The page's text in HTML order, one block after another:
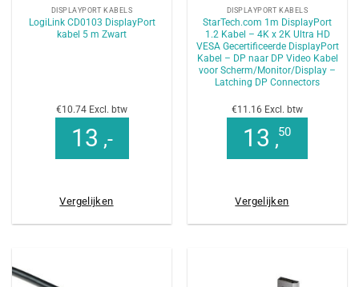
DISPLAYPORT KABELS
LogiLink CD0103 DisplayPort
kabel 5 m Zwart
€10.74 Excl. btw
13 ,-
Vergelijken
DISPLAYPORT KABELS
StarTech.com 1m DisplayPort
1.2 Kabel – 4K x 2K Ultra HD
VESA Gecertificeerde DisplayPort
Kabel – DP naar DP Video Kabel
voor Scherm/Monitor/Display –
Latching DP Connectors
€11.16 Excl. btw
13 ,50
Vergelijken